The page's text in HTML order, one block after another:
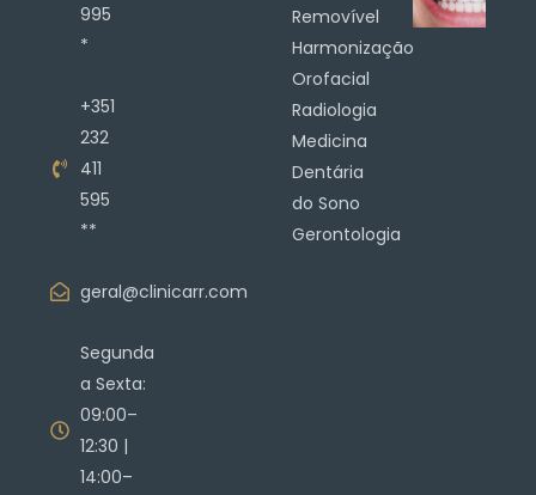
995
*
+351
232
411
595
**
geral@clinicarr.com
Segunda
a Sexta:
09:00–
12:30 |
14:00–
Removível
Harmonização
Orofacial
Radiologia
Medicina
Dentária
do Sono
Gerontologia